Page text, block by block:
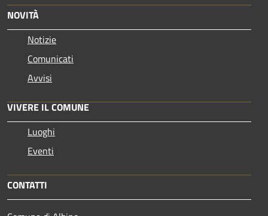
NOVITÀ
Notizie
Comunicati
Avvisi
VIVERE IL COMUNE
Luoghi
Eventi
CONTATTI